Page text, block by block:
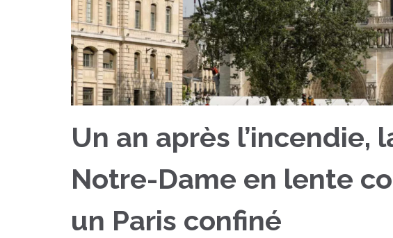
Un an après l’incendie,
Notre-Dame en lente
un Paris confiné